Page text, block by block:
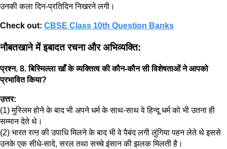
उनकी कला दिन-प्रतिदिन निखरने लगी।
Check out: CBSE Class 10th Question Banks
नौबतखाने में इबादत रचना और अभिव्यक्ति:
प्रश्न. 8. बिस्मिल्ला खाँ के व्यक्तित्व की कौन-कौन सी विशेषताओं ने आपको
प्रभावित किया?
उत्तर:
(1) मुस्लिम होने के बाद भी अपने धर्म के साथ-साथ वे हिन्दू धर्म को भी उतना ही
सम्मान देते थे।
(2) भारत रत्ऩ की उपाधि मिलने के बाद भी वे पैबंद लगी लुंगिया पहन लेते थे इससे
उनके एक सीधे-सादे, सरल तथा सच्चे इंसान की झलक मिलती है।